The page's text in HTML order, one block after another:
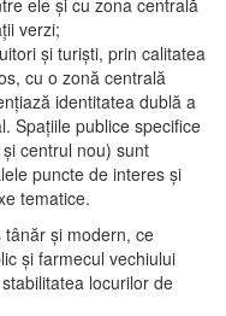
verzi;
şi turişti, prin calitatea
cu o zonă centrală
identitatea dublă a
Spaţiile publice specifice
centrul nou) sunt
puncte de interes şi
tematice.
şi modern, ce
şi farmecul vechiului
locurilor de